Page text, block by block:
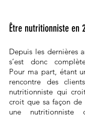
Être nutritionniste en
Depuis les dernières
s’est donc
Pour ma part, étant
rencontre des
nutritionniste qui
croit que sa façon
une nutritionniste